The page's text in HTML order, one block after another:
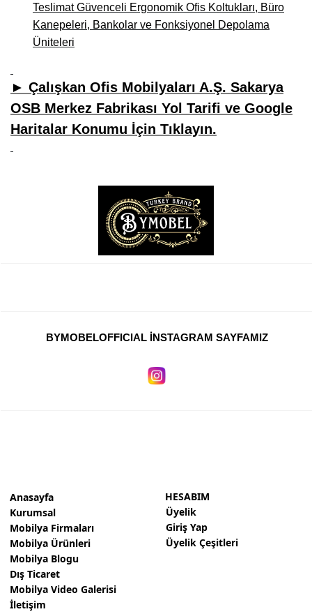
Teslimat Güvenceli Ergonomik Ofis Koltukları, Büro
Kanepeleri, Bankolar ve Fonksiyonel Depolama
Üniteleri
► Çalışkan Ofis Mobilyaları A.Ş. Sakarya
OSB Merkez Fabrikası Yol Tarifi ve Google
Haritalar Konumu İçin Tıklayın.
BYMOBELOFFICIAL İNSTAGRAM SAYFAMIZ
Anasayfa
Kurumsal
Mobilya Firmaları
Mobilya Ürünleri
Mobilya Blogu
Dış Ticaret
Mobilya Video Galerisi
İletişim
HESABIM
Üyelik
Giriş Yap
Üyelik Çeşitleri